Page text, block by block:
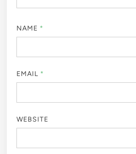
NAME *
EMAIL *
WEBSITE